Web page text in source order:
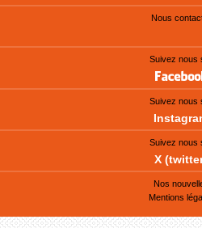
Nous
Suivez nous
Suivez nous
Suivez nous
X
Nos
Mentions